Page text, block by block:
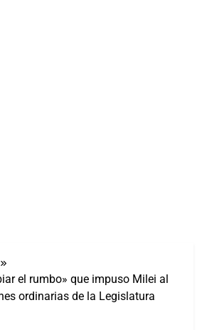
el rumbo» que impuso Milei al
ordinarias de la Legislatura